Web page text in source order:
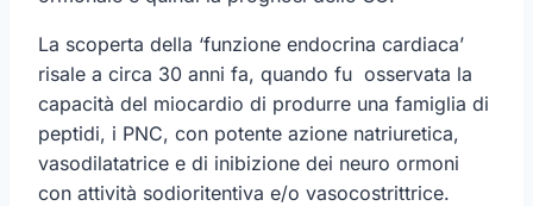
La scoperta della ‘funzione endocrina cardiaca’
risale a circa 30 anni fa, quando fu osservata la
capacità del miocardio di produrre una famiglia di
peptidi, i PNC, con potente azione natriuretica,
vasodilatatrice e di inibizione dei neuro ormoni
con attività sodioritentiva e/o vasocostrittrice.